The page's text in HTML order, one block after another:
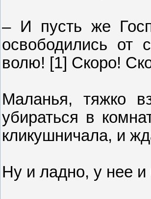
– И пусть же
освободились от
волю! [1] Скоро!
Маланья, тяжко
убираться в
кликушничала, и
Ну и ладно, у нее и